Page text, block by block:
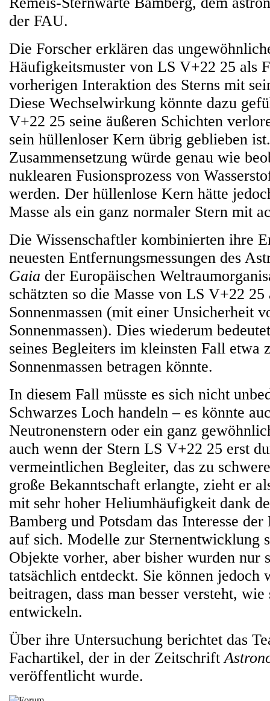
der FAU.
Die Forscher erklären das
Häufigkeitsmuster von LS V+22 25 als
vorherigen Interaktion des Sterns mit
Diese Wechselwirkung könnte dazu
V+22 25 seine äußeren Schichten
sein hüllenloser Kern übrig geblieben
Zusammensetzung würde genau wie
nuklearen Fusionsprozess von
werden. Der hüllenlose Kern hätte
Masse als ein ganz normaler Stern mit
Die Wissenschaftler kombinierten ihre
neuesten Entfernungsmessungen des
Gaia der Europäischen
schätzten so die Masse von LS V+22 25
Sonnenmassen (mit einer Unsicherheit
Sonnenmassen). Dies wiederum
seines Begleiters im kleinsten Fall etwa
Sonnenmassen betragen könnte.
In diesem Fall müsste es sich nicht
Schwarzes Loch handeln – es könnte
Neutronenstern oder ein ganz
auch wenn der Stern LS V+22 25 erst
vermeintlichen Begleiter, das zu
große Bekanntschaft erlangte, zieht er
mit sehr hoher Heliumhäufigkeit dank
Bamberg und Potsdam das Interesse
auf sich. Modelle zur Sternentwicklung
Objekte vorher, aber bisher wurden nur
tatsächlich entdeckt. Sie können jedoch
beitragen, dass man besser versteht,
entwickeln.
Über ihre Untersuchung berichtet das
Fachartikel, der in der Zeitschrift
veröffentlicht wurde.